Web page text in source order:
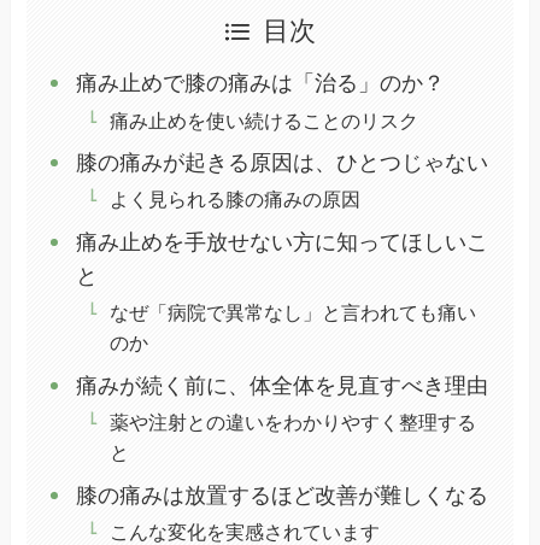
目次
痛み止めで膝の痛みは「治る」のか？
痛み止めを使い続けることのリスク
膝の痛みが起きる原因は、ひとつじゃない
よく見られる膝の痛みの原因
痛み止めを手放せない方に知ってほしいこ
と
なぜ「病院で異常なし」と言われても痛い
のか
痛みが続く前に、体全体を見直すべき理由
薬や注射との違いをわかりやすく整理する
と
膝の痛みは放置するほど改善が難しくなる
こんな変化を実感されています